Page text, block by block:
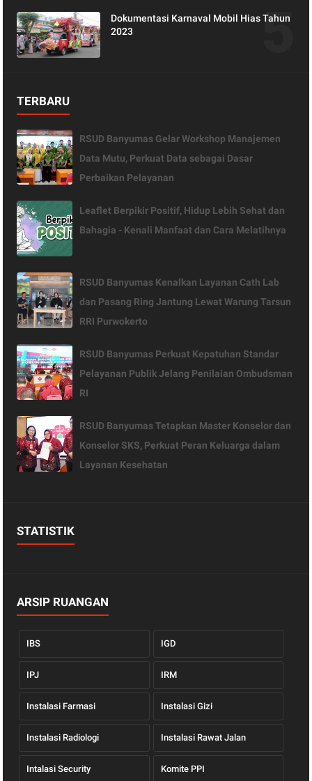
Dokumentasi Karnaval Mobil Hias Tahun
2023
TERBARU
RSUD Banyumas Gelar Workshop Manajemen
Data Mutu, Perkuat Data sebagai Dasar
Perbaikan Pelayanan
Leaflet Berpikir Positif, Hidup Lebih Sehat dan
Bahagia - Kenali Manfaat dan Cara Melatihnya
RSUD Banyumas Kenalkan Layanan Cath Lab
dan Pasang Ring Jantung Lewat Warung Tarsun
RRI Purwokerto
RSUD Banyumas Perkuat Kepatuhan Standar
Pelayanan Publik Jelang Penilaian Ombudsman
RI
RSUD Banyumas Tetapkan Master Konselor dan
Konselor SKS, Perkuat Peran Keluarga dalam
Layanan Kesehatan
STATISTIK
ARSIP RUANGAN
IBS IGD
IPJ IRM
Instalasi Farmasi Instalasi Gizi
Instalasi Radiologi Instalasi Rawat Jalan
Intalasi Security Komite PPI